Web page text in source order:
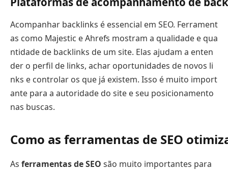
Acompanhar backlinks é essencial em SEO. Ferrament
as como Majestic e Ahrefs mostram a qualidade e qua
ntidade de backlinks de um site. Elas ajudam a enten
der o perfil de links, achar oportunidades de novos li
nks e controlar os que já existem. Isso é muito import
ante para a autoridade do site e seu posicionamento
nas buscas.
Como as ferramentas de SEO
As ferramentas de SEO são muito importantes para